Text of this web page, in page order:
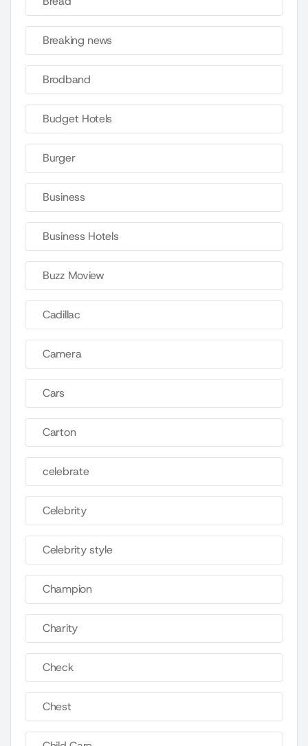
Breaking news
Brodband
Budget Hotels
Burger
Business
Business Hotels
Buzz Moview
Cadillac
Camera
Cars
Carton
celebrate
Celebrity
Celebrity style
Champion
Charity
Check
Chest